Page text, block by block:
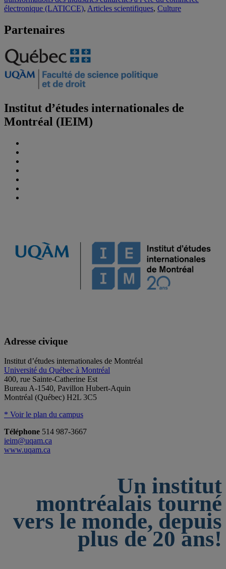
électronique (LATICCE), Articles scientifiques, Culture
Partenaires
Institut d’études internationales de
Montréal (IEIM)
Adresse civique
Institut d’études internationales de Montréal
Université du Québec à Montréal
400, rue Sainte-Catherine Est
Bureau A-1540, Pavillon Hubert-Aquin
Montréal (Québec) H2L 3C5
* Voir le plan du campus
Téléphone 514 987-3667
ieim@uqam.ca
www.uqam.ca
Un institut
montréalais tourné
vers le monde, depuis
plus de 20 ans!